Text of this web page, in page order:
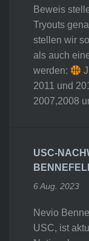
Beweis
Tryouts
stellen wir
als auch
werden:
2011 und
2007,2008
USC-
6 Aug. 2023
Nevio
USC, ist